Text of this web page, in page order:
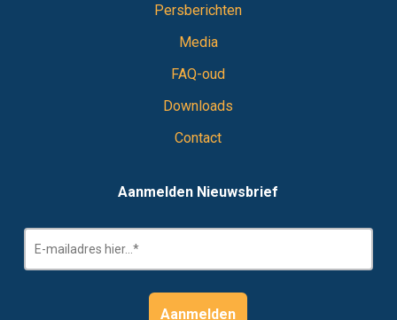
Persberichten
Media
FAQ-oud
Downloads
Contact
Aanmelden Nieuwsbrief